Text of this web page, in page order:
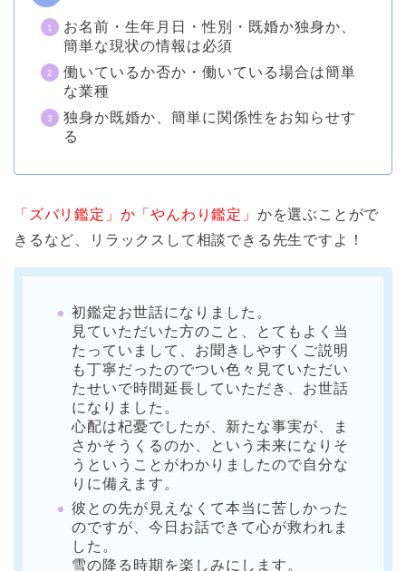
お名前・生年月日・性別・既婚か独身か、
簡単な現状の情報は必須
働いているか否か・働いている場合は簡単
な業種
独身か既婚か、簡単に関係性をお知らせす
る
「ズバリ鑑定」か「やんわり鑑定」 かを選ぶことがで
きるなど、リラックスして相談できる先生ですよ！
初鑑定お世話になりました。
見ていただいた方のこと、とてもよく当
たっていまして、お聞きしやすくご説明
も丁寧だったのでつい色々見ていただい
たせいで時間延長していただき、お世話
になりました。
心配は杞憂でしたが、新たな事実が、ま
さかそうくるのか、という未来になりそ
うということがわかりましたので自分な
りに備えます。
彼との先が見えなくて本当に苦しかった
のですが、今日お話できて心が救われま
した。
雪の降る時期を楽しみにします。